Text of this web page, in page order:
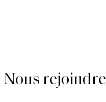
Nous rejoindre